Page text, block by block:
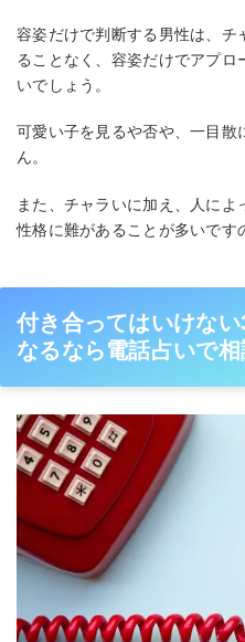
容姿だけで判断する男性は、チ
ることなく、容姿だけでアプ
いでしょう。
可愛い子を見るや否や、一目
ん。
また、チャラいに加え、人に
性格に難があることが多いです
付き合ってはいけな
なるなら電話占いで相